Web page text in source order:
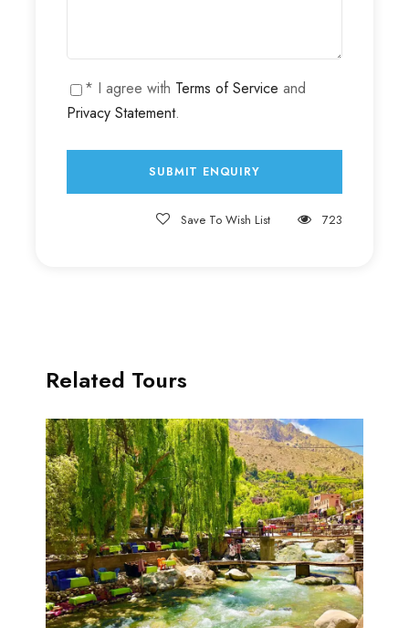
* I agree with Terms of Service and
Privacy Statement.
Save To Wish List 723
Photos
Related Tours